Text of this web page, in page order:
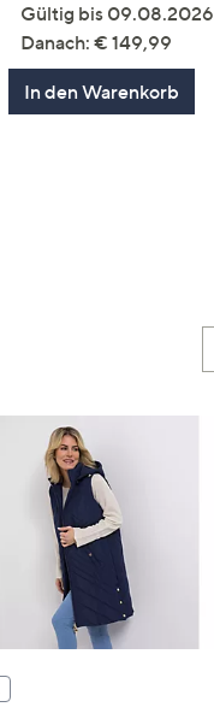
Gültig bis 09.08.2026
Danach: € 149,99
In den Warenkorb